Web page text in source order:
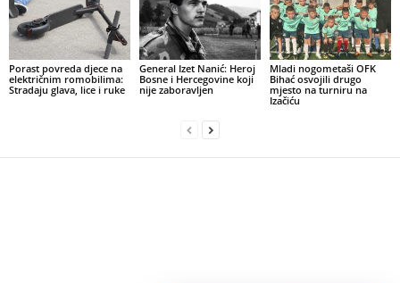
Porast povreda djece na
električnim romobilima:
Stradaju glava, lice i ruke
General Izet Nanić: Heroj
Bosne i Hercegovine koji
nije zaboravljen
Mladi nogometaši OFK
Bihać osvojili drugo
mjesto na turniru na
Izačiću